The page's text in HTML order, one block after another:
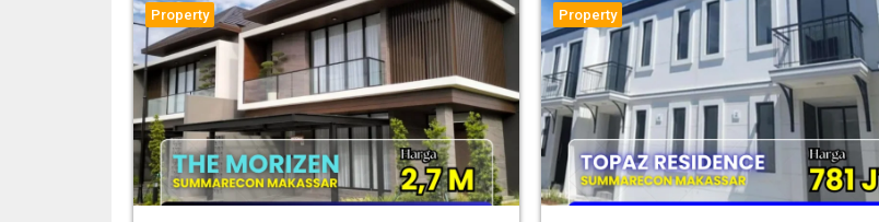
Property Property